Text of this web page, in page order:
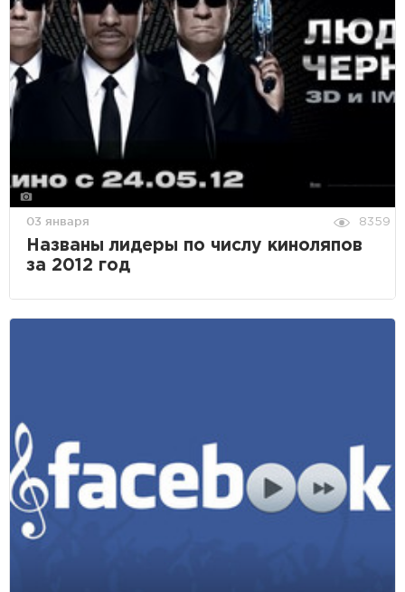
03 января 8359
Названы лидеры по числу киноляпов
за 2012 год